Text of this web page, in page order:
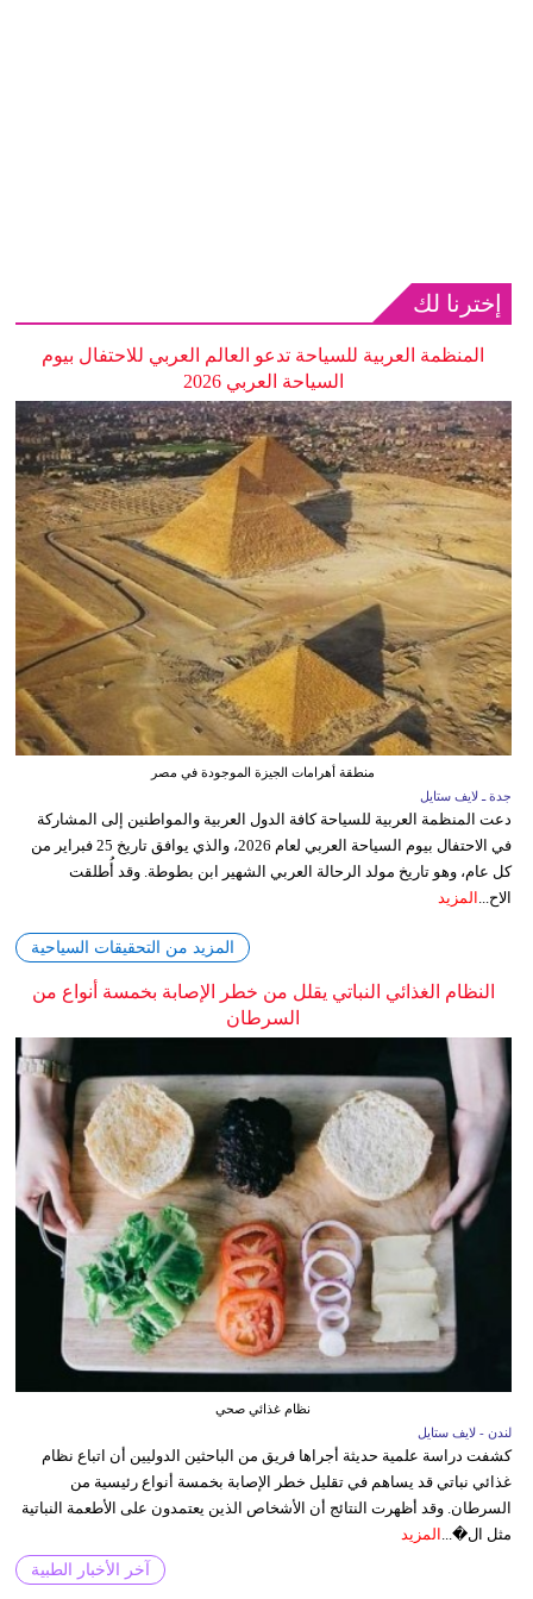
إخترنا لك
المنظمة العربية للسياحة تدعو العالم العربي للاحتفال بيوم
السياحة العربي 2026
منطقة أهرامات الجيزة الموجودة في مصر
جدة ـ لايف ستايل
دعت المنظمة العربية للسياحة كافة الدول العربية والمواطنين إلى المشاركة
في الاحتفال بيوم السياحة العربي لعام 2026، والذي يوافق تاريخ 25 فبراير من
كل عام، وهو تاريخ مولد الرحالة العربي الشهير ابن بطوطة. وقد أُطلقت
الاح... المزيد
المزيد من التحقيقات السياحية
النظام الغذائي النباتي يقلل من خطر الإصابة بخمسة أنواع من
السرطان
نظام غذائي صحي
لندن - لايف ستايل
كشفت دراسة علمية حديثة أجراها فريق من الباحثين الدوليين أن اتباع نظام
غذائي نباتي قد يساهم في تقليل خطر الإصابة بخمسة أنواع رئيسية من
السرطان. وقد أظهرت النتائج أن الأشخاص الذين يعتمدون على الأطعمة النباتية
مثل ال�...
المزيد
آخر الأخبار الطبية